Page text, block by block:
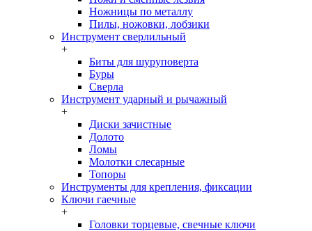
Ножницы по металлу
Пилы, ножовки, лобзики
Инструмент сверлильный
+
Биты для шуруповерта
Буры
Сверла
Инструмент ударный и рычажный
+
Диски зачистные
Долото
Ломы
Молотки слесарные
Топоры
Инструменты для крепления, фиксации
Ключи гаечные
+
Головки торцевые, свечные ключи